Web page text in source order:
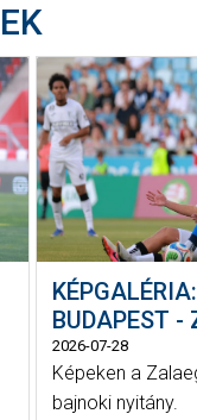
BUDAPEST -
2026-07-28
Képeken a
bajnoki nyitány.